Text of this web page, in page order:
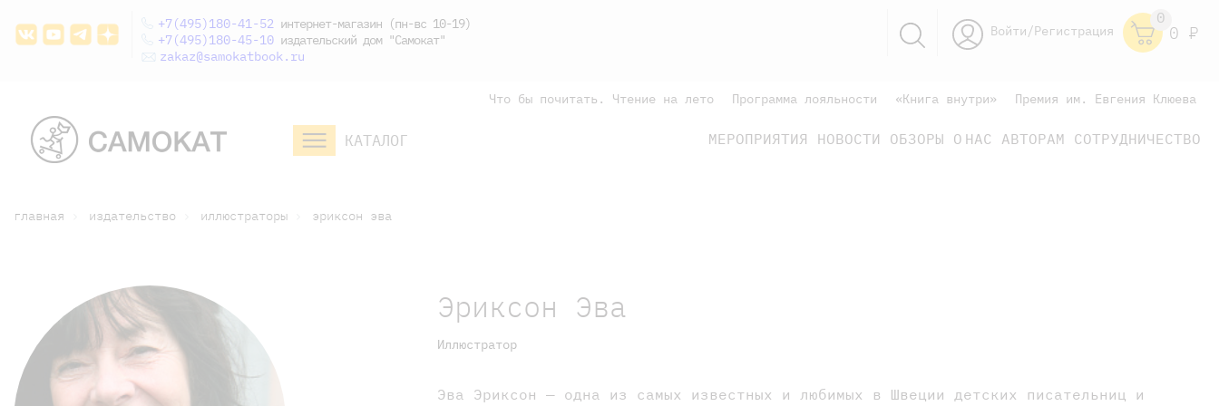
+7(495)180-41-52 интернет-магазин (пн-вс 10-19)
+7(495)180-45-10 издательский дом "Самокат"
zakaz@samokatbook.ru
Войти/Регистрация
0
0 Р
Что бы почитать. Чтение на лето Программа лояльности «Книга внутри» Премия им. Евгения Клюева
КАТАЛОГ МЕРОПРИЯТИЯ НОВОСТИ ОБЗОРЫ О НАС АВТОРАМ СОТРУДНИЧЕСТВО
дошкольникам
главная издательство иллюстраторы эриксон эва
Эриксон Эва
Иллюстратор
Эва Эриксон — одна из самых известных и любимых в Швеции детских писательниц и